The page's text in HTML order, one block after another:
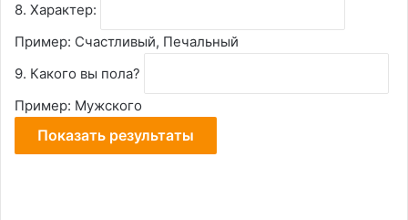
8. Характер:
Пример: Счастливый, Печальный
9. Какого вы пола?
Пример: Мужского